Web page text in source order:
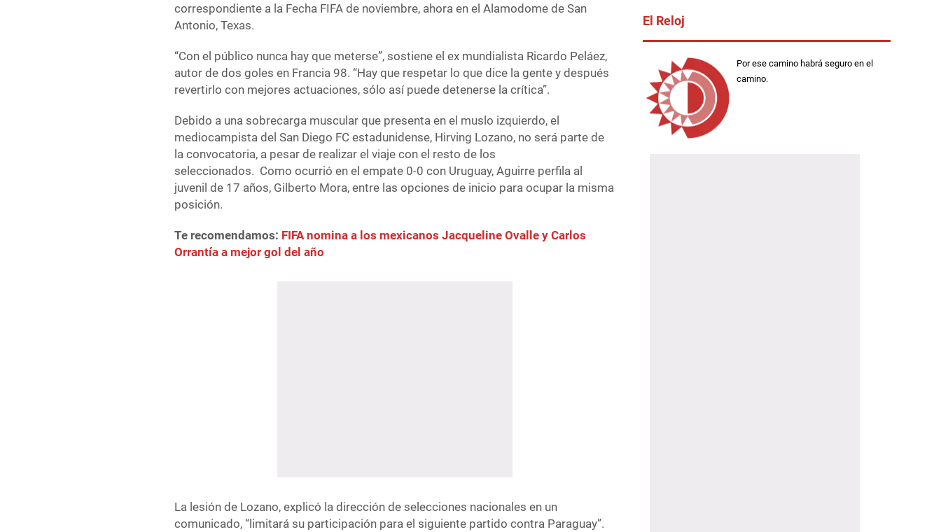
correspondiente a la Fecha FIFA de noviembre, ahora en el Alamodome de San
Antonio, Texas.
“Con el público nunca hay que meterse”, sostiene el ex mundialista Ricardo Peláez,
autor de dos goles en Francia 98. “Hay que respetar lo que dice la gente y después
revertirlo con mejores actuaciones, sólo así puede detenerse la crítica”.
Debido a una sobrecarga muscular que presenta en el muslo izquierdo, el
mediocampista del San Diego FC estadunidense, Hirving Lozano, no será parte de
la convocatoria, a pesar de realizar el viaje con el resto de los
seleccionados. Como ocurrió en el empate 0-0 con Uruguay, Aguirre perfila al
juvenil de 17 años, Gilberto Mora, entre las opciones de inicio para ocupar la misma
posición.
Te recomendamos: FIFA nomina a los mexicanos Jacqueline Ovalle y Carlos
Orrantía a mejor gol del año
La lesión de Lozano, explicó la dirección de selecciones nacionales en un
comunicado, “limitará su participación para el siguiente partido contra Paraguay”.
El Reloj
Por ese camino habrá seguro en el
camino.